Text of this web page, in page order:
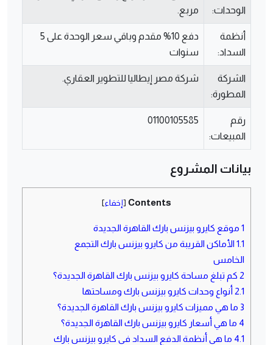
الوحدات:
مربع.
أنظمة
السداد:
دفع 10% مقدم وباقي سعر الوحدة على 5
سنوات
الشركة
المطورة:
شركة مصر إيطاليا للتطوير العقاري.
رقم
المبيعات:
01100105585
بيانات المشروع
Contents
[إخفاء]
1 موقع كايرو بيزنس بارك القاهرة الجديدة
1.1 الأماكن القريبة من كايرو بيزنس بارك التجمع
الخامس
2 كم تبلغ مساحة كايرو بيزنس بارك القاهرة الجديدة؟
2.1 أنواع وحدات كايرو بيزنس بارك ومساحتها
3 ما هي مميزات كايرو بيزنس بارك القاهرة الجديدة؟
4 ما هي أسعار كايرو بيزنس بارك القاهرة الجديدة؟
4.1 ما هي أنظمة الدفع السداد في كايرو بيزنس بارك